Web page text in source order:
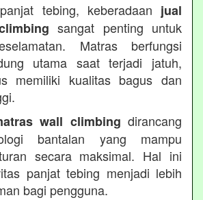
tebing, keberadaan jual
sangat penting untuk
Matras berfungsi
utama saat terjadi jatuh,
memiliki kualitas bagus dan
wall climbing dirancang
bantalan yang mampu
secara maksimal. Hal ini
panjat tebing menjadi lebih
bagi pengguna.